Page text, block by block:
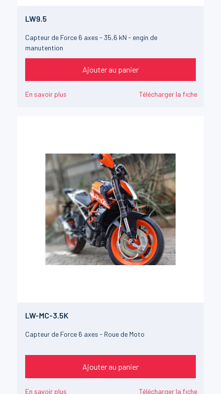
LW9.5
Capteur de Force 6 axes - 35,6 kN - engin de
manutention
Ajouter au panier
En savoir plus Télécharger la fiche
LW-MC-3.5K
Capteur de Force 6 axes - Roue de Moto
Ajouter au panier
En savoir plus Télécharger la fiche